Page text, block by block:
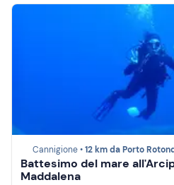
Cannigione •12 km da Porto
Battesimo del mare
Maddalena